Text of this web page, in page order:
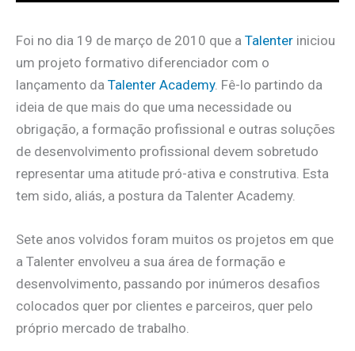
Foi no dia 19 de março de 2010 que a Talenter iniciou
um projeto formativo diferenciador com o
lançamento da Talenter Academy. Fê-lo partindo da
ideia de que mais do que uma necessidade ou
obrigação, a formação profissional e outras soluções
de desenvolvimento profissional devem sobretudo
representar uma atitude pró-ativa e construtiva. Esta
tem sido, aliás, a postura da Talenter Academy.
Sete anos volvidos foram muitos os projetos em que
a Talenter envolveu a sua área de formação e
desenvolvimento, passando por inúmeros desafios
colocados quer por clientes e parceiros, quer pelo
próprio mercado de trabalho.